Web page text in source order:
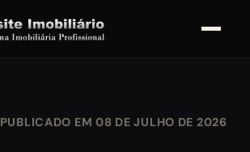
PUBLICADO EM 08 DE JULHO DE 2026